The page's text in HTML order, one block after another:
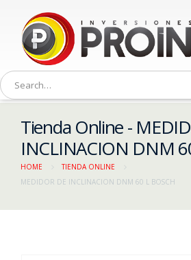
Tienda Online -
INCLINACION DNM
HOME
TIENDA ONLINE
MEDIDOR DE INCLINACION DNM 60 L BOSCH